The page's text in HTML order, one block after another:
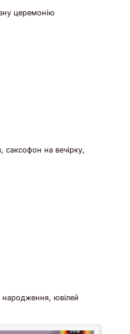
церемонію
саксофон на вечірку,
народження, ювілей